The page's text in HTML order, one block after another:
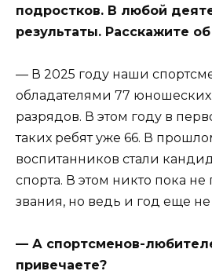
подростков. В любой
результаты. Расскажите
— В 2025 году наши
обладателями 77
разрядов. В этом году в
таких ребят уже 66. В
воспитанников стали
спорта. В этом никто пока не
звания, но ведь и год еще
— А спортсменов-
привечаете?